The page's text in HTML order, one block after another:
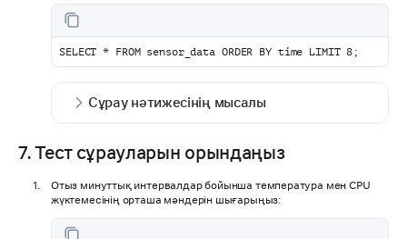
SELECT * FROM sensor_data ORDER BY time LIMIT 8;
Сұрау нәтижесінің мысалы
7. Тест сұрауларын орындаңыз
Отыз минуттық интервалдар бойынша температура мен CPU
жүктемесінің орташа мәндерін шығарыңыз: